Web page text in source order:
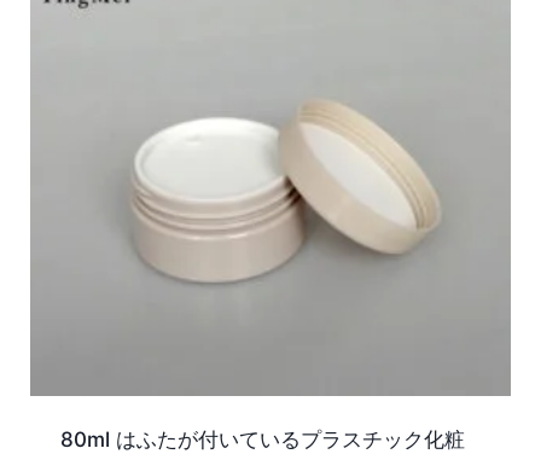
80ml はふたが付いているプラスチック化粧